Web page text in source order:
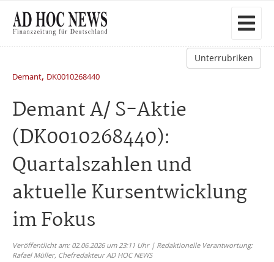
Unterrubriken
Demant, DK0010268440
Demant A/ S-Aktie
(DK0010268440):
Quartalszahlen und
aktuelle Kursentwicklung
im Fokus
Veröffentlicht am: 02.06.2026 um 23:11 Uhr | Redaktionelle Verantwortung:
Rafael Müller, Chefredakteur AD HOC NEWS